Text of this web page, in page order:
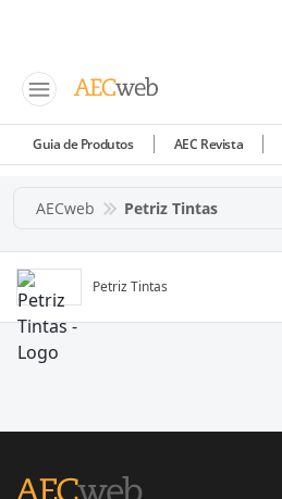
Guia de Produtos AEC Revista
AECweb Petriz Tintas
Petriz Tintas